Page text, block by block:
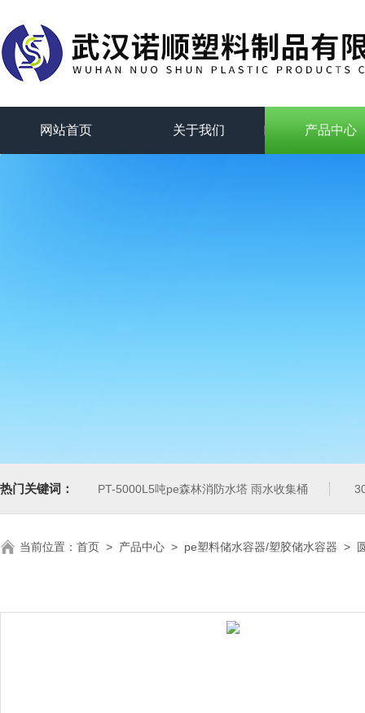
网站首页 关于我们 产品中心
热门关键词： PT-5000L5吨pe森林消防水塔 雨水收集桶
当前位置： 首页 > 产品中心 > pe塑料储水容器/塑胶储水容器 >